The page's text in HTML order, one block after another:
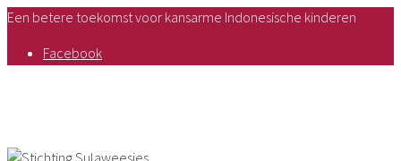
Een betere toekomst voor kansarme Indonesische kinderen
Facebook